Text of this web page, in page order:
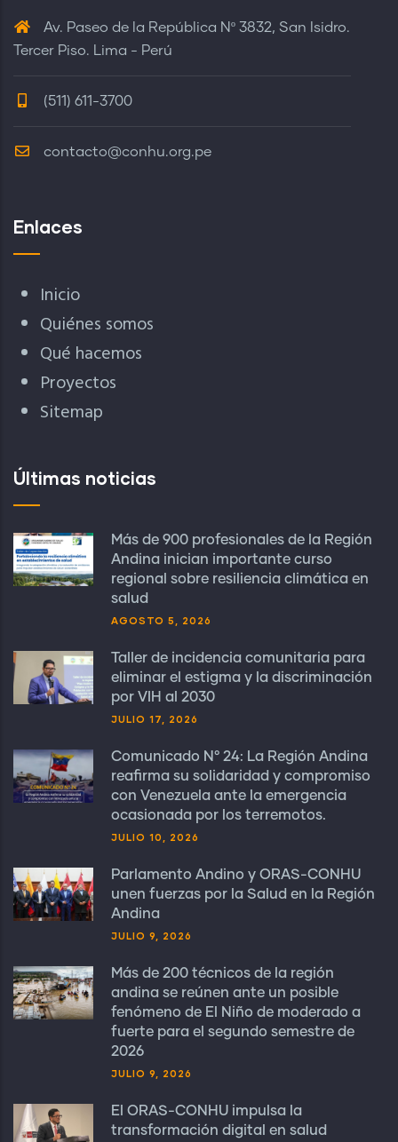
Av. Paseo de la República Nº 3832, San Isidro.
Tercer Piso. Lima - Perú
(511) 611-3700
contacto@conhu.org.pe
Enlaces
Inicio
Quiénes somos
Qué hacemos
Proyectos
Sitemap
Últimas noticias
Más de 900 profesionales de la Región
Andina inician importante curso
regional sobre resiliencia climática en
salud
AGOSTO 5, 2026
Taller de incidencia comunitaria para
eliminar el estigma y la discriminación
por VIH al 2030
JULIO 17, 2026
Comunicado N° 24: La Región Andina
reafirma su solidaridad y compromiso
con Venezuela ante la emergencia
ocasionada por los terremotos.
JULIO 10, 2026
Parlamento Andino y ORAS-CONHU
unen fuerzas por la Salud en la Región
Andina
JULIO 9, 2026
Más de 200 técnicos de la región
andina se reúnen ante un posible
fenómeno de El Niño de moderado a
fuerte para el segundo semestre de
2026
JULIO 9, 2026
El ORAS-CONHU impulsa la
transformación digital en salud